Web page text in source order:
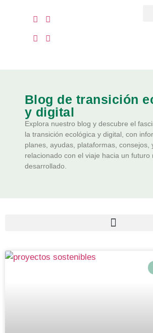
Blog de transición
y digital
Explora nuestro blog y descubre el
la transición ecológica y digital, con
planes, ayudas, plataformas, consejos,
relacionado con el viaje hacia un futuro
desarrollado.